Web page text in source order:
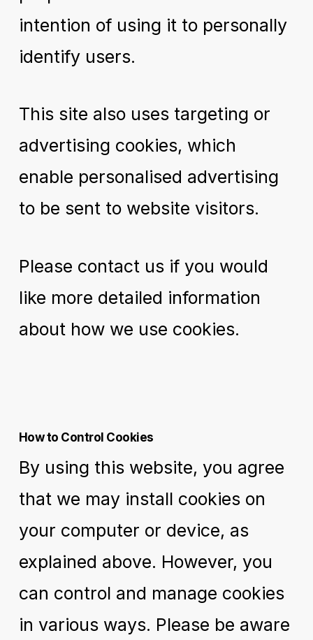
intention of using it to personally
identify users.
This site also uses targeting or
advertising cookies, which
enable personalised advertising
to be sent to website visitors.
Please contact us if you would
like more detailed information
about how we use cookies.
How to Control Cookies
By using this website, you agree
that we may install cookies on
your computer or device, as
explained above. However, you
can control and manage cookies
in various ways. Please be aware